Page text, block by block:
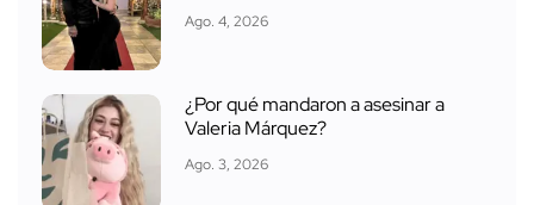
Ago. 4, 2026
¿Por qué mandaron a asesinar a
Valeria Márquez?
Ago. 3, 2026